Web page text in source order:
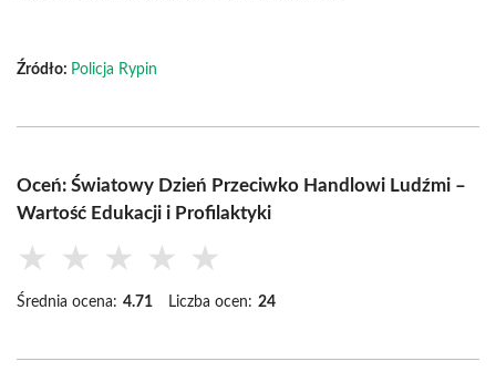
Źródło: Policja Rypin
Oceń: Światowy Dzień Przeciwko Handlowi Ludźmi –
Wartość Edukacji i Profilaktyki
★ ★ ★ ★ ★
Średnia ocena: 4.71 Liczba ocen: 24